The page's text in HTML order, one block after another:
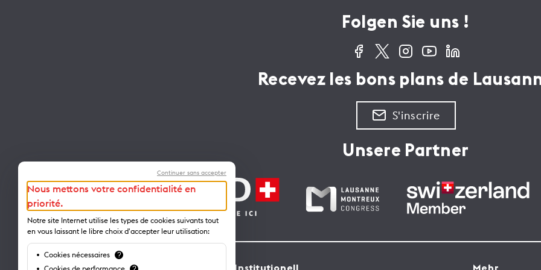
Folgen Sie uns !
Recevez les bons plans de
S'inscrire
Unsere Partner
Kontakt Institutionell Mehr
Continuer sans accepter
Nous mettons votre confidentialité en
priorité.
Notre site Internet utilise les types de cookies suivants tout
en vous laissant le libre choix d'accepter leur utilisation:
Cookies nécessaires ?